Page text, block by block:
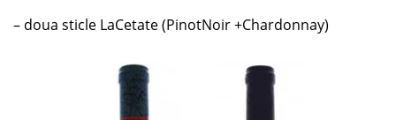
– doua sticle LaCetate (PinotNoir +Chardonnay)